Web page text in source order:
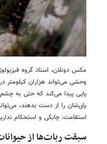
مکس دونلان، استاد گروه
وحشی می‌تواند هزاران
پایی پیدا می‌کند که حتی به
پای‌شان را از دست بدهند،
استقامت، چابکی و استحکام
سبقت ربات‌ها از